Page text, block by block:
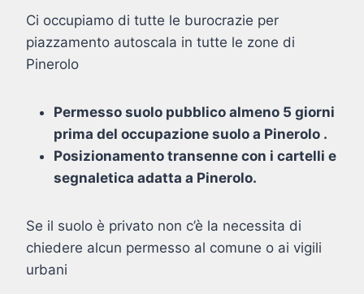
Ci occupiamo di tutte le burocrazie per
piazzamento autoscala in tutte le zone di
Pinerolo
Permesso suolo pubblico almeno 5 giorni
prima del occupazione suolo a Pinerolo .
Posizionamento transenne con i cartelli e
segnaletica adatta a Pinerolo.
Se il suolo è privato non c’è la necessita di
chiedere alcun permesso al comune o ai vigili
urbani